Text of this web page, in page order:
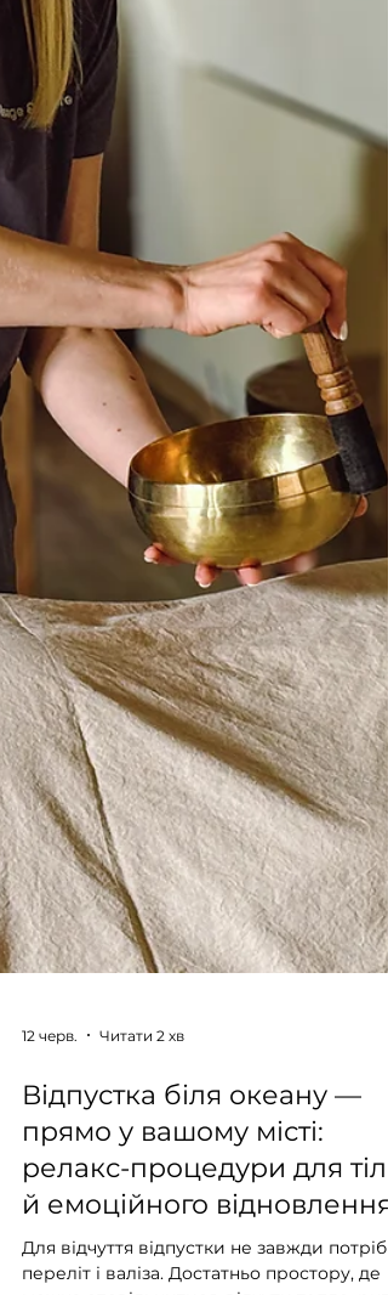
стає звичним фоном життя. Часто масаж
для чоловіків сприймається як щось
додаткове, необов’язкове. Ніби це про
комфорт чи розкіш, а не про реальну
потребу. Та якщо подивитися уважніше,
тіло зазвичай говорить зовсім інше.
голови для чоловіків “Масаж — це не для
чоловіків” Цей стереотип ще досі
12 черв. Читати 2 хв